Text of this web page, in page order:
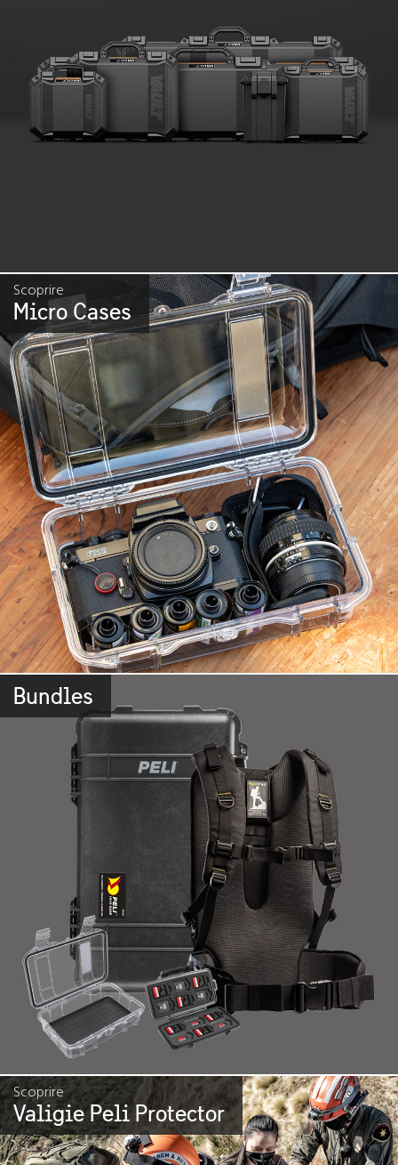
Scoprire
Micro Cases
Bundles
Scoprire
Valigie Peli Protector